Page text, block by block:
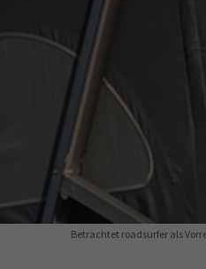
Betrachtet roadsurfer als